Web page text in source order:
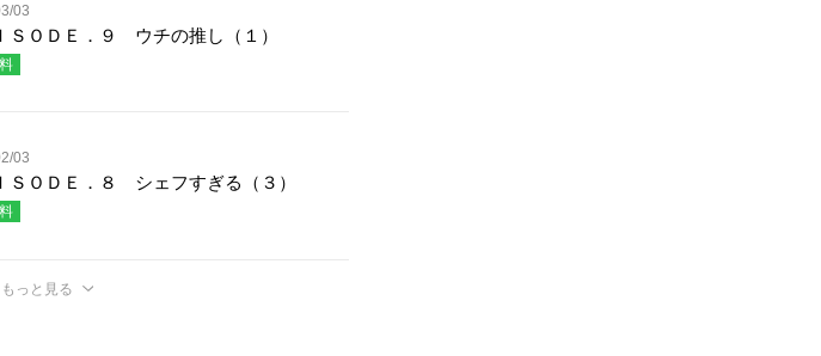
03
ＳＯＤＥ．９ ウチの推し（１）
03
ＳＯＤＥ．８ シェフすぎる（３）
もっと見る